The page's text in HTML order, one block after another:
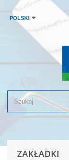
POLSKI
ZAKŁADKI